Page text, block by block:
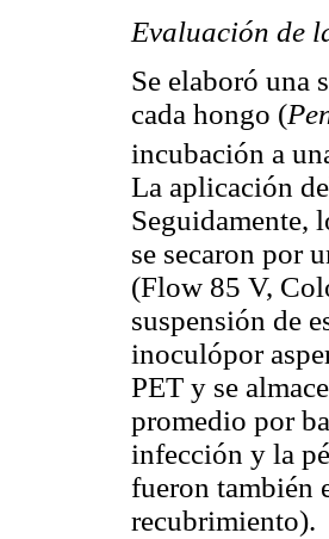
Evaluación de
Se elaboró una
cada hongo (
incubación a
La aplicación
Seguidamente,
se secaron por
(Flow 85 V,
suspensión de
inoculópor
PET y se
promedio por
infección y la
fueron también
recubrimiento).